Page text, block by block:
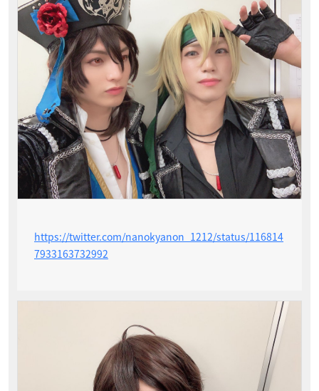
https://twitter.com/nanokyanon_1212/status/116814
7933163732992